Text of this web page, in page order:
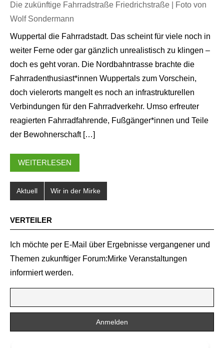
Die zukünftige Fahrradstraße Friedrichstraße | Foto von
Wolf Sondermann
Wuppertal die Fahrradstadt. Das scheint für viele noch in
weiter Ferne oder gar gänzlich unrealistisch zu klingen –
doch es geht voran. Die Nordbahntrasse brachte die
Fahrradenthusiast*innen Wuppertals zum Vorschein,
doch vielerorts mangelt es noch an infrastrukturellen
Verbindungen für den Fahrradverkehr. Umso erfreuter
reagierten Fahrradfahrende, Fußgänger*innen und Teile
der Bewohnerschaft […]
WEITERLESEN
Aktuell Wir in der Mirke
VERTEILER
Ich möchte per E-Mail über Ergebnisse vergangener und
Themen zukunftiger Forum:Mirke Veranstaltungen
informiert werden.